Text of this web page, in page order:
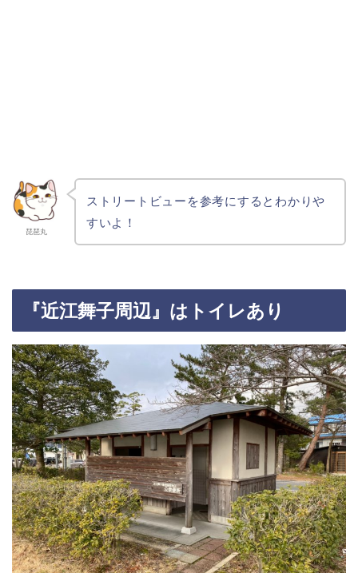
琵琶丸
ストリートビューを参考にするとわかりや
すいよ！
『近江舞子周辺』はトイレあり